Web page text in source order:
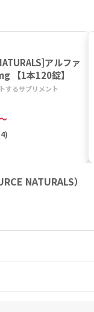
アルファ
【1本120錠】
するサプリメント
4)
NATURALS）